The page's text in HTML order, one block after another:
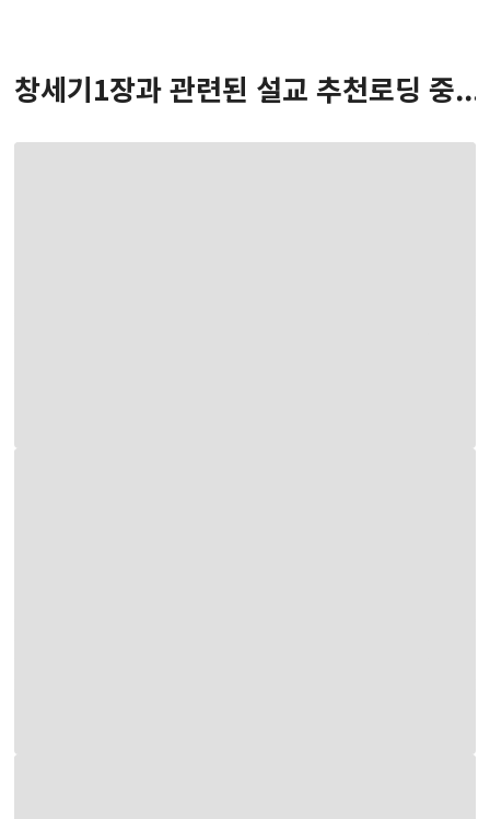
창세기1장과 관련된 설교 추천로딩 중...